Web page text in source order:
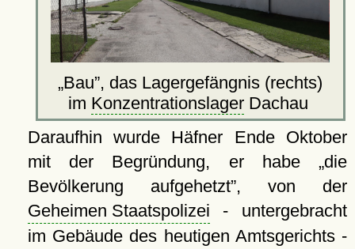
Bau , das Lagergefängnis (rechts)
im KonzentrationslagerDachau
Daraufhin wurde Häfner Ende Oktober
mit der Begründung, er habe
die
Bevölkerung aufgehetzt , von der
Geheimen Staatspolizei - untergebracht
im Gebäude des heutigen Amtsgerichts -